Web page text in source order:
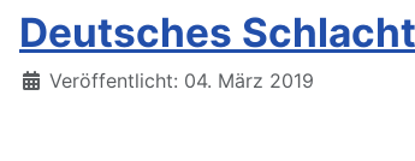
Deutsches
Details
Veröffentlicht: 04. März 2019